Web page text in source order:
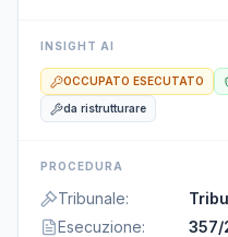
INSIGHT AI
OCCUPATO ESECUTATO
da ristrutturare
PROCEDURA
Tribunale:
Esecuzione:
357/